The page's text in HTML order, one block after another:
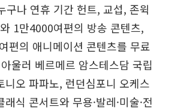
구나 연휴 기간 헌트, 교섭, 존윅
1만4000여편의 방송 콘텐츠,
편의 애니메이션 콘텐츠를 무료
울러 베르메르 암스테스담 국립
니오 파파노, 런던심포니 오케스
식 콘서트와 무용·발레·미술·전